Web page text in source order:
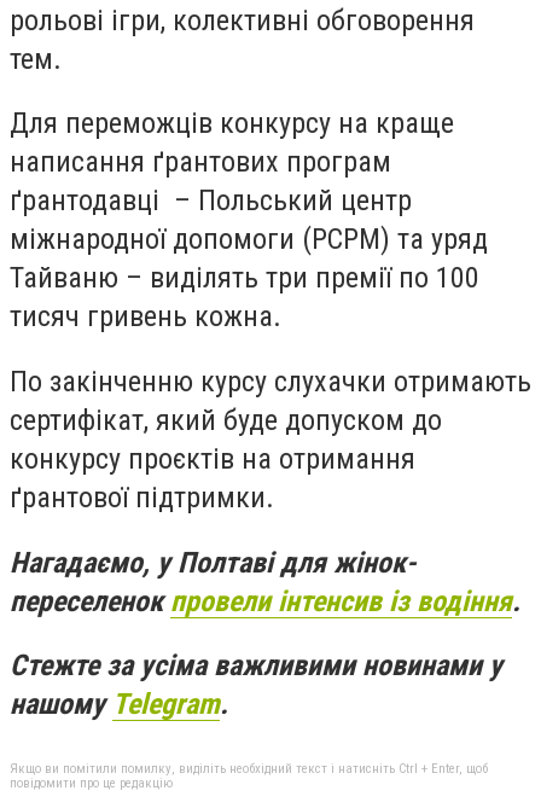
рольові ігри, колективні обговорення
тем.
Для переможців конкурсу на краще
написання ґрантових програм
ґрантодавці – Польський центр
міжнародної допомоги (РСРМ) та уряд
Тайваню – виділять три премії по 100
тисяч гривень кожна.
По закінченню курсу слухачки отримають
сертифікат, який буде допуском до
конкурсу проєктів на отримання
ґрантової підтримки.
Нагадаємо, уПолтаві для жінок-
переселенокпровели інтенсив із водіння.
Стежте за усіма важливими новинами у
нашому Telegram.
Якщо ви помітили помилку, виділіть необхідний текст і натисніть Ctrl + Enter, щоб
повідомити про це редакцію